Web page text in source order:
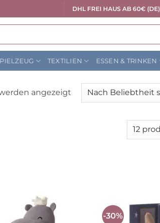
DHL FREI HAUS AB 60€ (DE)
TEXTILIEN ESSEN & TRINKEN
angezeigtNach
Beliebtheit
-30%